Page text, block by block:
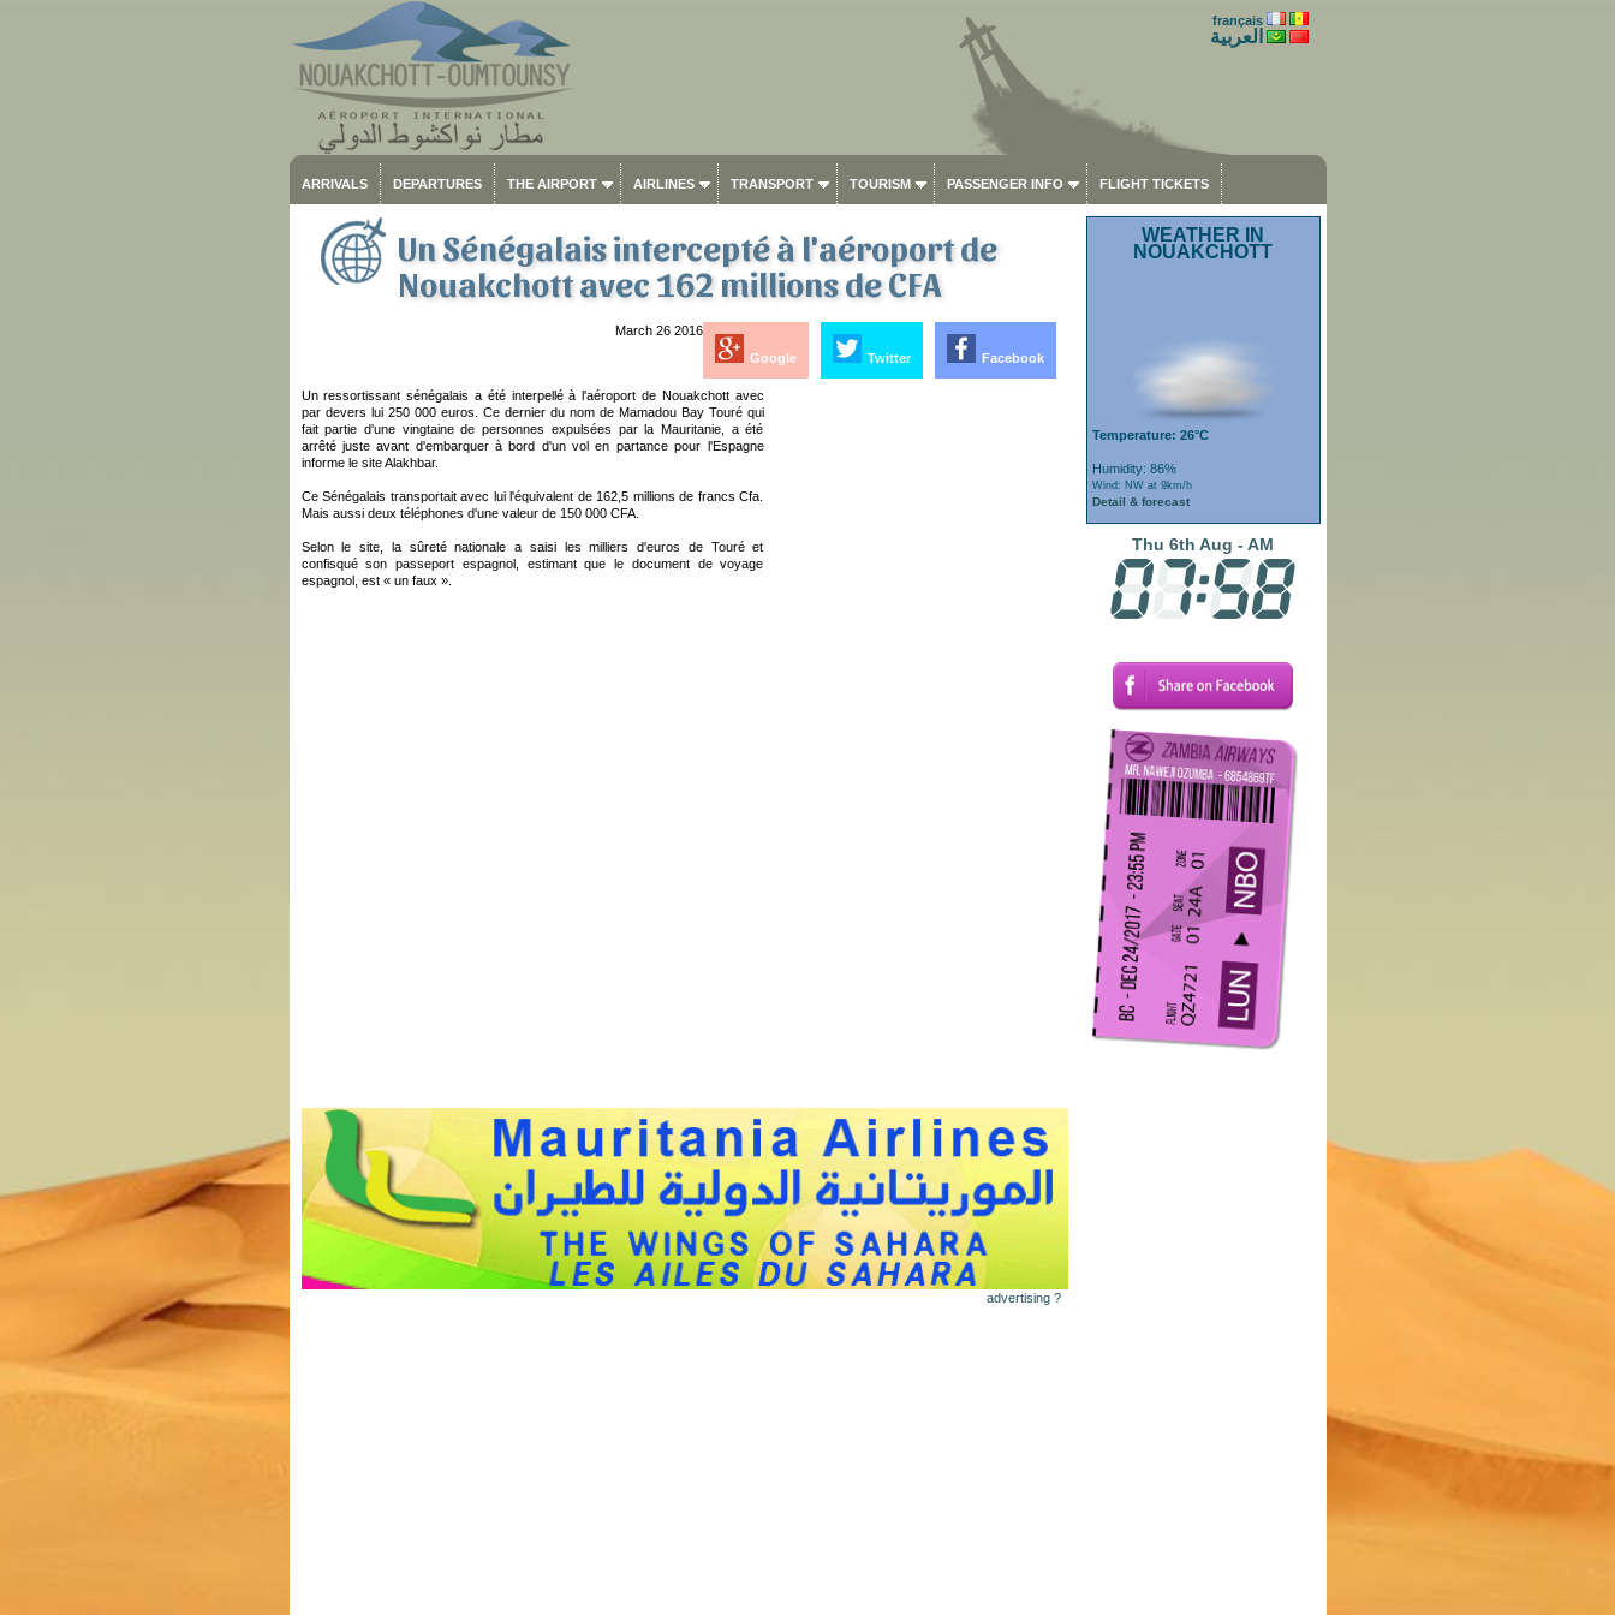
français
العربية
ARRIVALS DEPARTURES THE AIRPORT AIRLINES TRANSPORT TOURISM PASSENGER INFO FLIGHT TICKETS
Un Sénégalais intercepté à l'aéroport de
Nouakchott avec 162 millions de CFA
Facebook
Twitter
Google
March 26 2016
Un ressortissant sénégalais a été interpellé à l'aéroport de Nouakchott avec
par devers lui 250 000 euros. Ce dernier du nom de Mamadou Bay Touré qui
fait partie d'une vingtaine de personnes expulsées par la Mauritanie, a été
arrêté juste avant d'embarquer à bord d'un vol en partance pour l'Espagne
informe le site Alakhbar.
Ce Sénégalais transportait avec lui l'équivalent de 162,5 millions de francs Cfa.
Mais aussi deux téléphones d'une valeur de 150 000 CFA.
Selon le site, la sûreté nationale a saisi les milliers d'euros de Touré et
confisqué son passeport espagnol, estimant que le document de voyage
espagnol, est « un faux ».
advertising ?
WEATHER IN
NOUAKCHOTT
Temperature: 26°C
Humidity: 86%
Wind: NW at 9km/h
Detail & forecast
Thu 6th Aug - AM